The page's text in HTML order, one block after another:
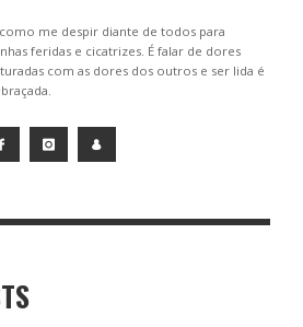
me despir diante de todos para
feridas e cicatrizes. É falar de dores
com as dores dos outros e ser lida é